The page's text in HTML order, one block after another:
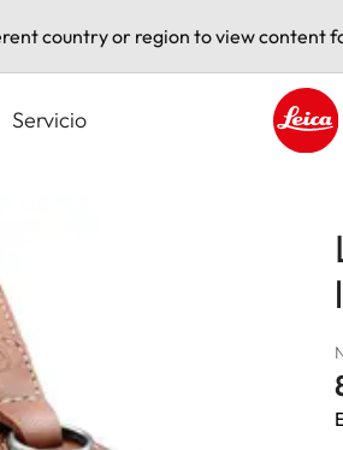
country or region to view content
Servicio